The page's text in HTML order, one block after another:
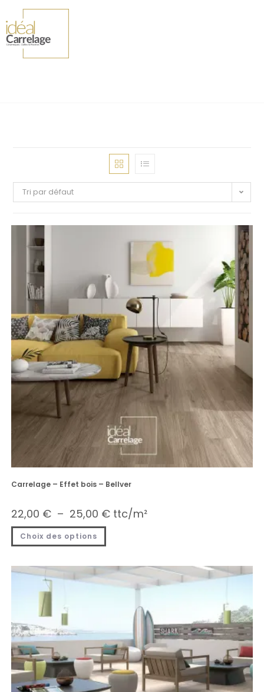
Tri par défaut
Carrelage – Effet bois – Bellver
22,00 € – 25,00 € ttc/m²
Choix des options